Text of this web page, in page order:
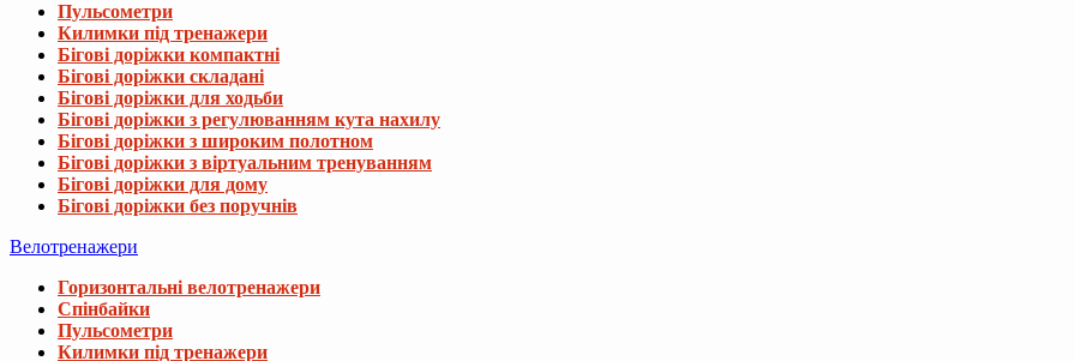
Пульсометри
Килимки під тренажери
Бігові доріжки компактні
Бігові доріжки складані
Бігові доріжки для ходьби
Бігові доріжки з регулюванням кута нахилу
Бігові доріжки з широким полотном
Бігові доріжки з віртуальним тренуванням
Бігові доріжки для дому
Бігові доріжки без поручнів
Велотренажери
Горизонтальні велотренажери
Спінбайки
Пульсометри
Килимки під тренажери